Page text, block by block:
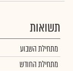
תשואות
מתחילת השבוע
מתחילת החודש